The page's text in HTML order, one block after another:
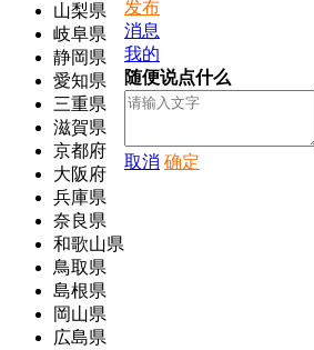
山梨県
岐阜県
静岡県
愛知県
三重県
滋賀県
京都府
大阪府
兵庫県
奈良県
和歌山県
鳥取県
島根県
岡山県
広島県
发布
消息
我的
随便说点什么
取消 确定